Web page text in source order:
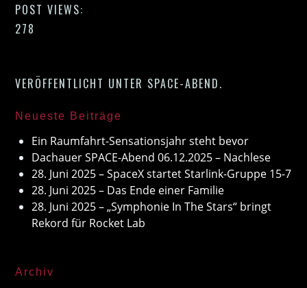
POST VIEWS:
278
VERÖFFENTLICHT UNTER SPACE-ABEND.
Neueste Beiträge
Ein Raumfahrt-Sensationsjahr steht bevor
Dachauer SPACE-Abend 06.12.2025 – Nachlese
28. Juni 2025 – SpaceX startet Starlink-Gruppe 15-7
28. Juni 2025 – Das Ende einer Familie
28. Juni 2025 – „Symphonie In The Stars“ bringt
Rekord für Rocket Lab
Archiv